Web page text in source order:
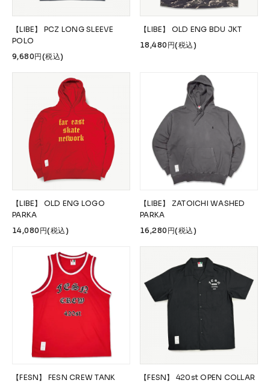
【LIBE】 PCZ LONG SLEEVE
POLO
9,680円(税込)
【LIBE】 OLD ENG BDU JKT
18,480円(税込)
【LIBE】 OLD ENG LOGO
PARKA
14,080円(税込)
【LIBE】 ZATOICHI WASHED
PARKA
16,280円(税込)
【FESN】 FESN CREW TANK 【FESN】 420st OPEN COLLAR